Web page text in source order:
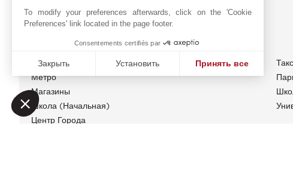
ЭНЕРГЕТИЧЕСКАЯ ДИАГНОСТИКА
БЛИЖАЙШИЕ ОКРЕСТНОСТИ
Автобусная Остановка
Метро
Магазины
Школа (начальная)
Центр Города
To modify your preferences afterwards, click on the 'Cookie
Preferences' link located in the page footer.
Consentements certifiés par
Закрыть Установить Принять все
Axeptio consent
Платформа управления согласием: настройте свои
Наша платформа позволяет вам настраивать параметры